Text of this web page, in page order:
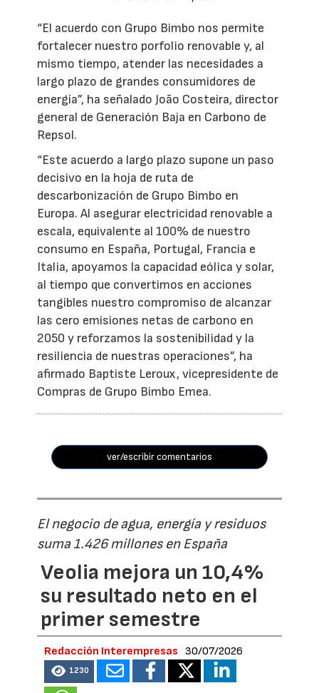
“El acuerdo con Grupo Bimbo nos permite
fortalecer nuestro porfolio renovable y, al
mismo tiempo, atender las necesidades a
largo plazo de grandes consumidores de
energía”, ha señalado João Costeira, director
general de Generación Baja en Carbono de
Repsol.
“Este acuerdo a largo plazo supone un paso
decisivo en la hoja de ruta de
descarbonización de Grupo Bimbo en
Europa. Al asegurar electricidad renovable a
escala, equivalente al 100% de nuestro
consumo en España, Portugal, Francia e
Italia, apoyamos la capacidad eólica y solar,
al tiempo que convertimos en acciones
tangibles nuestro compromiso de alcanzar
las cero emisiones netas de carbono en
2050 y reforzamos la sostenibilidad y la
resiliencia de nuestras operaciones”, ha
afirmado Baptiste Leroux, vicepresidente de
Compras de Grupo Bimbo Emea.
ver/escribir comentarios
El negocio de agua, energía y residuos
suma 1.426 millones en España
Veolia mejora un 10,4%
su resultado neto en el
primer semestre
Redacción Interempresas 30/07/2026
1230